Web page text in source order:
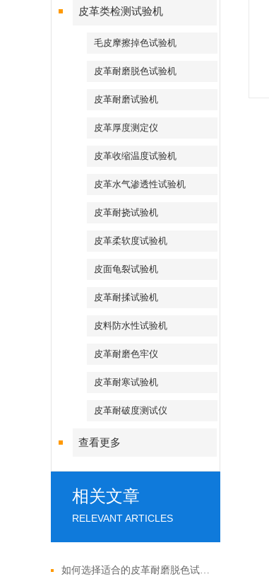
皮革类检测试验机
毛皮摩擦掉色试验机
皮革耐磨脱色试验机
皮革耐磨试验机
皮革厚度测定仪
皮革收缩温度试验机
皮革水气渗透性试验机
皮革耐挠试验机
皮革柔软度试验机
皮面龟裂试验机
皮革耐揉试验机
皮料防水性试验机
皮革耐磨色牢仪
皮革耐寒试验机
皮革耐破度测试仪
查看更多
相关文章
RELEVANT ARTICLES
如何选择适合的皮革耐磨脱色试验机？选型要点与功能解析